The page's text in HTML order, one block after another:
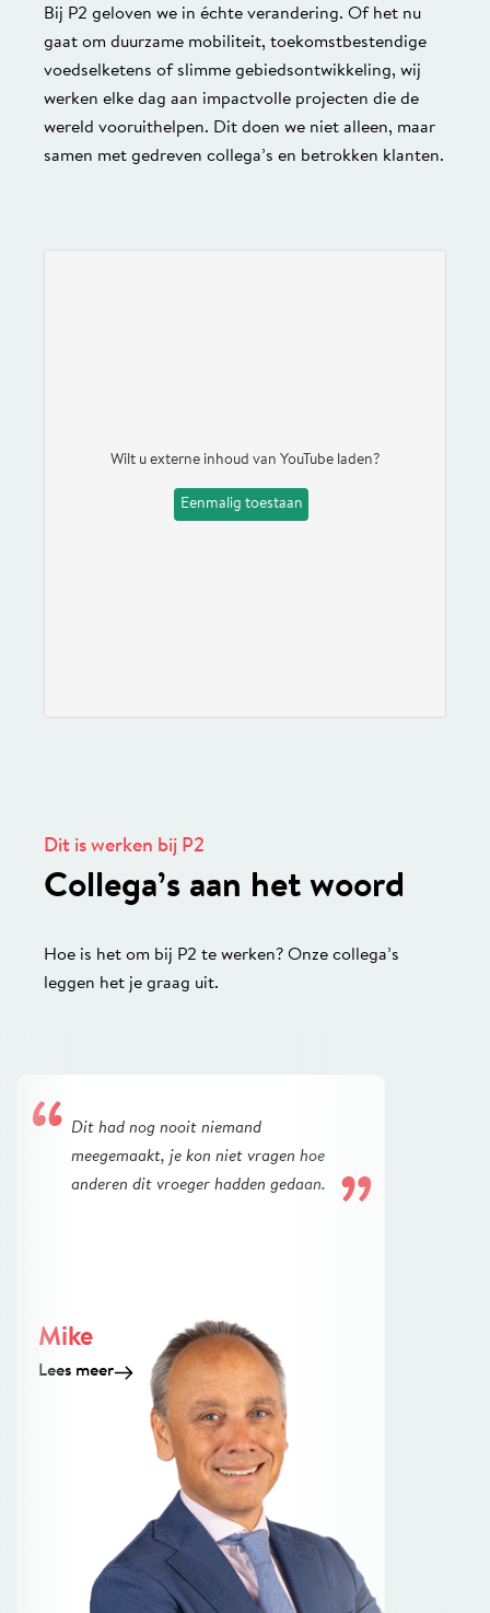
Bij P2 geloven we in échte verandering. Of het nu
gaat om duurzame mobiliteit, toekomstbestendige
voedselketens of slimme gebiedsontwikkeling, wij
werken elke dag aan impactvolle projecten die de
wereld vooruithelpen. Dit doen we niet alleen, maar
samen met gedreven collega’s en betrokken klanten.
Wilt u externe inhoud van YouTubeladen?
Eenmalig toestaan
Dit is werken bij P2
Collega’s aan het woord
Hoe is het om bij P2 te werken? Onze collega’s
leggen het je graag uit.
Dit had nog nooit niemand
meegemaakt, je kon niet vragen hoe
anderen dit vroeger hadden gedaan.
Mike
Lees meer